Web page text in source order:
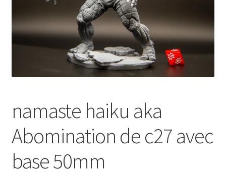
Wishlist
namaste haiku aka
Abomination de c27 avec
base 50mm